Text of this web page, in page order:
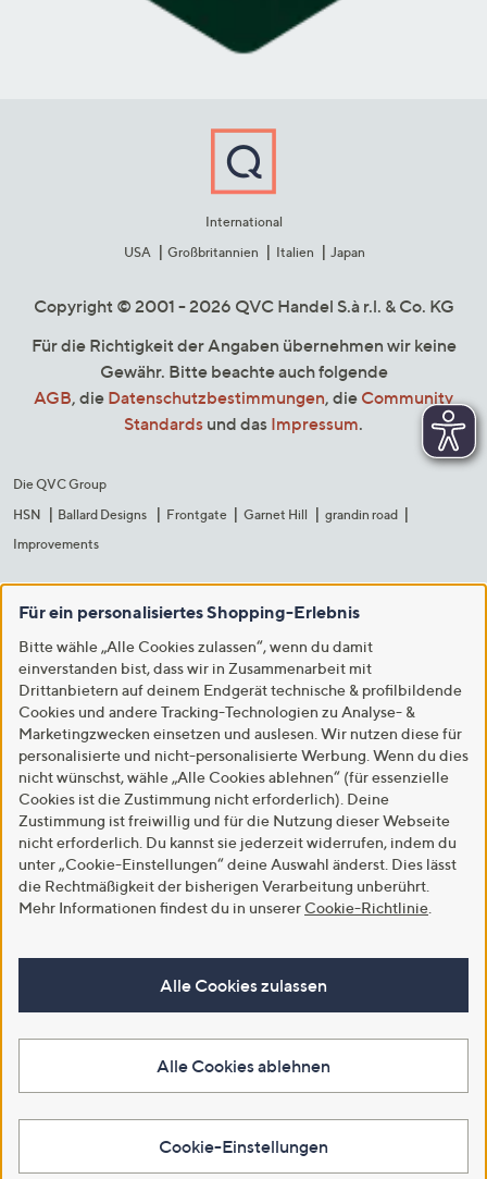
International
USA
Großbritannien Italien Japan
Copyright © 2001 - 2026 QVC Handel S.à r.l. & Co. KG
Für die Richtigkeit der Angaben übernehmen wir keine
Gewähr. Bitte beachte auch folgende
AGB, die Datenschutzbestimmungen, die Community
Standards und das Impressum.
Die QVC Group
HSN
Ballard Designs Frontgate Garnet Hill
grandin road
Improvements
Für ein personalisiertes Shopping-Erlebnis
Bitte wähle „Alle Cookies zulassen“, wenn du damit
einverstanden bist, dass wir in Zusammenarbeit mit
Drittanbietern auf deinem Endgerät technische & profilbildende
Cookies und andere Tracking-Technologien zu Analyse- &
Marketingzwecken einsetzen und auslesen. Wir nutzen diese für
personalisierte und nicht-personalisierte Werbung. Wenn du dies
nicht wünschst, wähle „Alle Cookies ablehnen“ (für essenzielle
Cookies ist die Zustimmung nicht erforderlich). Deine
Zustimmung ist freiwillig und für die Nutzung dieser Webseite
nicht erforderlich. Du kannst sie jederzeit widerrufen, indem du
unter „Cookie-Einstellungen“ deine Auswahl änderst. Dies lässt
die Rechtmäßigkeit der bisherigen Verarbeitung unberührt.
Mehr Informationen findest du in unserer Cookie-Richtlinie
Alle Cookies zulassen
Alle Cookies ablehnen
Cookie-Einstellungen